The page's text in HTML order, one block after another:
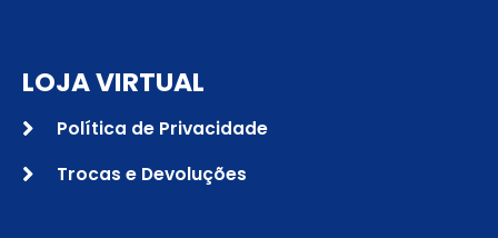
LOJA VIRTUAL
Política de Privacidade
Trocas e Devoluções